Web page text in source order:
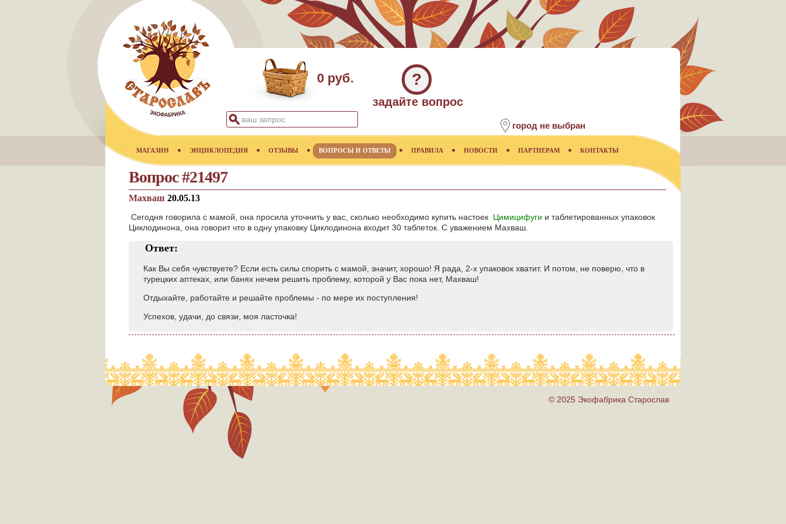
0 руб. ?
задайте вопрос
город не выбран
МАГАЗИН ЭНЦИКЛОПЕДИЯ ОТЗЫВЫ ВОПРОСЫ И ОТВЕТЫ ПРАВИЛА НОВОСТИ ПАРТНЕРАМ КОНТАКТЫ
Вопрос #21497
Махваш 20.05.13
Сегодня говорила с мамой, она просила уточнить у вас, сколько необходимо купить настоек Цимицифуги и таблетированных упаковок
Циклодинона, она говорит что в одну упаковку Циклодинона входит 30 таблеток. С уважением Махваш.
Ответ:
Как Вы себя чувствуете? Если есть силы спорить с мамой, значит, хорошо! Я рада, 2-х упаковок хватит. И потом, не поверю, что в
турецких аптеках, или банях нечем решить проблему, которой у Вас пока нет, Махваш!
Отдыхайте, работайте и решайте проблемы - по мере их поступления!
Успехов, удачи, до связи, моя ласточка!
© 2025 Экофабрика Старослав